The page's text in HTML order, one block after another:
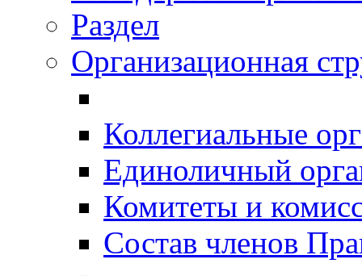
Раздел
Организационная
Коллегиальные
Единоличный
Комитеты и
Состав членов